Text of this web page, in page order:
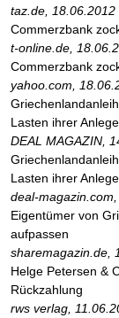
taz.de, 18.06.2012
Commerzbank
t-online.de,
Commerzbank
yahoo.com,
Lasten ihrer
DEAL MAGAZIN,
Lasten ihrer
deal-
Eigentümer von
aufpassen
sharemagazin.de,
Helge Petersen &
Rückzahlung
rws verlag,